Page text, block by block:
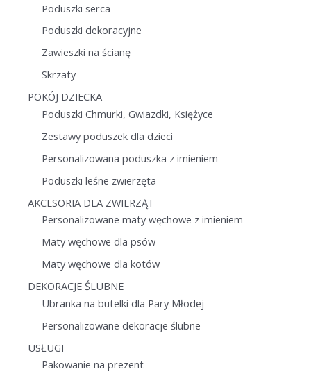
Poduszki serca
Poduszki dekoracyjne
Zawieszki na ścianę
Skrzaty
POKÓJ DZIECKA
Poduszki Chmurki, Gwiazdki, Księżyce
Zestawy poduszek dla dzieci
Personalizowana poduszka z imieniem
Poduszki leśne zwierzęta
AKCESORIA DLA ZWIERZĄT
Personalizowane maty węchowe z imieniem
Maty węchowe dla psów
Maty węchowe dla kotów
DEKORACJE ŚLUBNE
Ubranka na butelki dla Pary Młodej
Personalizowane dekoracje ślubne
USŁUGI
Pakowanie na prezent